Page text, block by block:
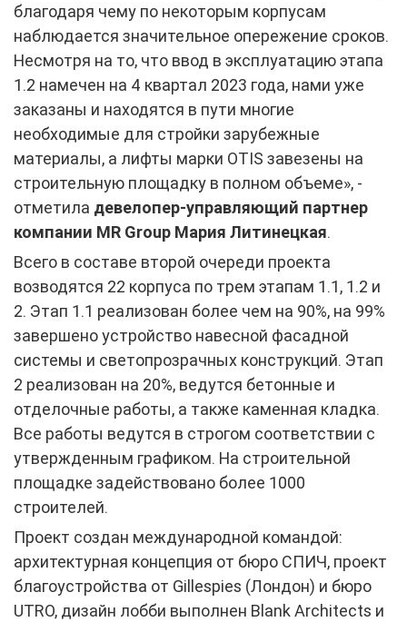
благодаря чему по некоторым корпусам
наблюдается значительное опережение сроков.
Несмотря на то, что ввод в эксплуатацию этапа
1.2 намечен на 4 квартал 2023 года, нами уже
заказаны и находятся в пути многие
необходимые для стройки зарубежные
материалы, а лифты марки OTIS завезены на
строительную площадку в полном объеме», -
отметила девелопер-управляющий партнер
компании MR Group Мария Литинецкая.
Всего в составе второй очереди проекта
возводятся 22 корпуса по трем этапам 1.1, 1.2 и
2. Этап 1.1 реализован более чем на 90%, на 99%
завершено устройство навесной фасадной
системы и светопрозрачных конструкций. Этап
2 реализован на 20%, ведутся бетонные и
отделочные работы, а также каменная кладка.
Все работы ведутся в строгом соответствии с
утвержденным графиком. На строительной
площадке задействовано более 1000
строителей.
Проект создан международной командой:
архитектурная концепция от бюро СПИЧ, проект
благоустройства от Gillespies (Лондон) и бюро
UTRO, дизайн лобби выполнен Blank Architects и